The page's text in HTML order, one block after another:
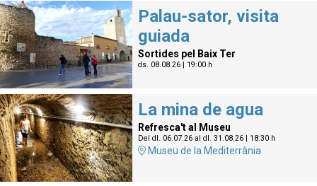
Palau-sator, visita
guiada
Sortides pel Baix Ter
ds. 08.08.26| 19:00 h
La mina de agua
Refresca't al Museu
Del dl. 06.07.26al dl. 31.08.26| 18:30 h
Museu de la Mediterrània